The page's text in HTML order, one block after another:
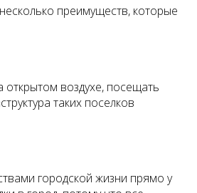
преимуществ, которые
воздухе, посещать
таких поселков
городской жизни прямо у